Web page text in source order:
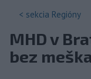
< sekcia Regióny
MHD v
bez